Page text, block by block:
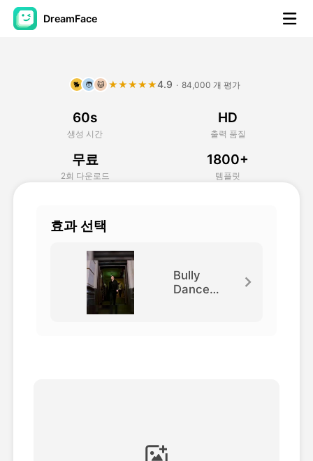
DreamFace
아바타 영상
AI 영상
AI 사진
🐕 🧑 🐱 ★★★★★4.9 · 84,000 개 평가
60s
생성 시간
HD
출력 품질
무료
2회 다운로드
1800+
템플릿
효과 선택
Bully
Dance